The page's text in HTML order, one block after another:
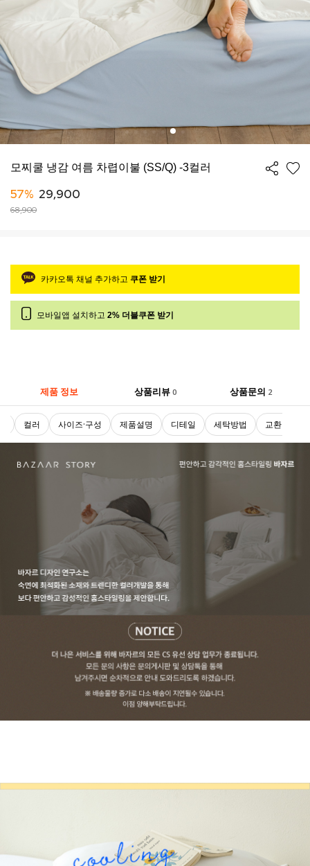
모찌쿨 냉감 여름 차렵이불 (SS/Q) -3컬러
57% 29,900
68,900
카카오톡 채널 추가하고 쿠폰 받기
모바일앱 설치하고 2% 더블쿠폰 받기
제품 정보 상품리뷰 0 상품문의 2
컬러 사이즈·구성 제품설명 디테일 세탁방법 교환 및 반